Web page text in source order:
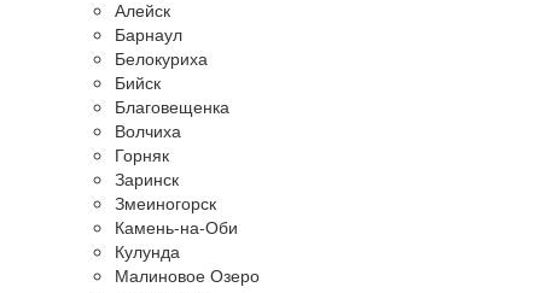
Алейск
Барнаул
Белокуриха
Бийск
Благовещенка
Волчиха
Горняк
Заринск
Змеиногорск
Камень-на-Оби
Кулунда
Малиновое Озеро